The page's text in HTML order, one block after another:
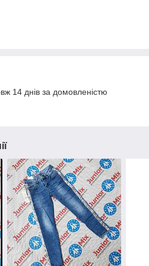
14 днів за домовленістю